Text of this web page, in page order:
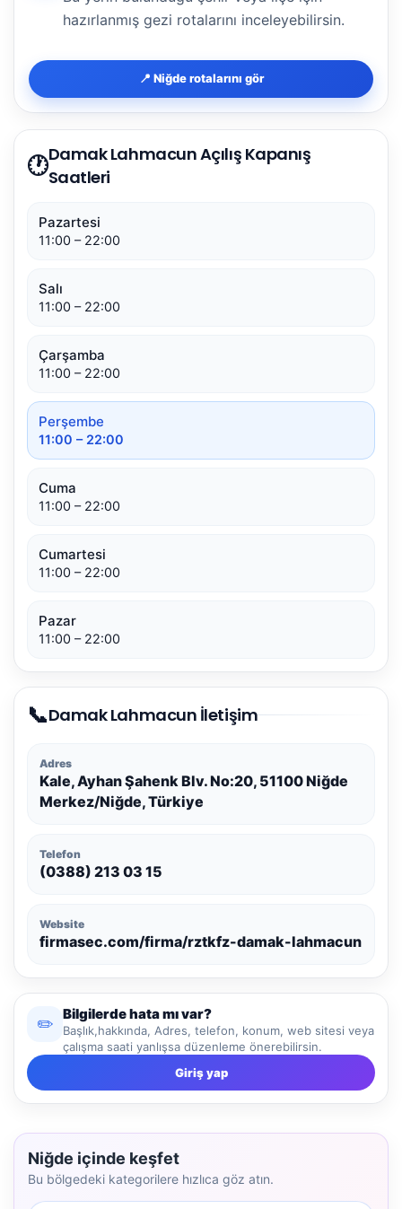
hazırlanmış gezi rotalarını inceleyebilirsin.
📍 Niğde rotalarını gör
🕐Damak Lahmacun Açılış Kapanış
Saatleri
Pazartesi
11:00 – 22:00
Salı
11:00 – 22:00
Çarşamba
11:00 – 22:00
Perşembe
11:00 – 22:00
Cuma
11:00 – 22:00
Cumartesi
11:00 – 22:00
Pazar
11:00 – 22:00
📞Damak Lahmacun İletişim
Adres
Kale, Ayhan Şahenk Blv. No:20, 51100 Niğde
Merkez/Niğde, Türkiye
Telefon
(0388) 213 03 15
Website
firmasec.com/firma/rztkfz-damak-lahmacun
✏️
Bilgilerde hata mı var?
Başlık,hakkında, Adres, telefon, konum, web sitesi veya
çalışma saati yanlışsa düzenleme önerebilirsin.
Giriş yap
Niğde içinde keşfet
Bu bölgedeki kategorilere hızlıca göz atın.